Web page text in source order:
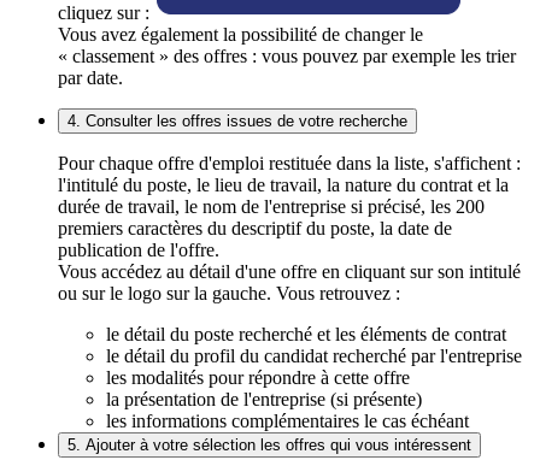
cliquez sur :
Vous avez également la possibilité de changer le
« classement » des offres : vous pouvez par exemple les trier
par date.
4. Consulter les offres issues de votre recherche
Pour chaque offre d'emploi restituée dans la liste, s'affichent :
l'intitulé du poste, le lieu de travail, la nature du contrat et la
durée de travail, le nom de l'entreprise si précisé, les 200
premiers caractères du descriptif du poste, la date de
publication de l'offre.
Vous accédez au détail d'une offre en cliquant sur son intitulé
ou sur le logo sur la gauche. Vous retrouvez :
le détail du poste recherché et les éléments de contrat
le détail du profil du candidat recherché par l'entreprise
les modalités pour répondre à cette offre
la présentation de l'entreprise (si présente)
les informations complémentaires le cas échéant
5. Ajouter à votre sélection les offres qui vous intéressent